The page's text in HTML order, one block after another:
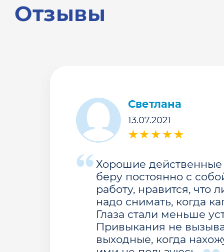
Отзывы
Светлана
13.07.2021
Хорошие действенные
беру постоянно с
работу, нравится, что
надо снимать, когда
Глаза стали меньше
Привыкания не
выходные, когда